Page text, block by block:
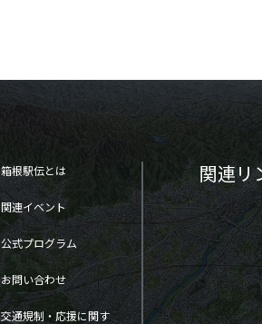
箱根駅伝とは
関連イベント
公式プログラム
お問い合わせ
交通規制・応援に関す
関連リ